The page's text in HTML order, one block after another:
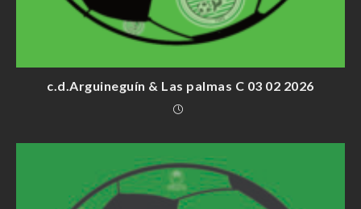
c.d.Arguineguín & Las palmas C 03 02 2026